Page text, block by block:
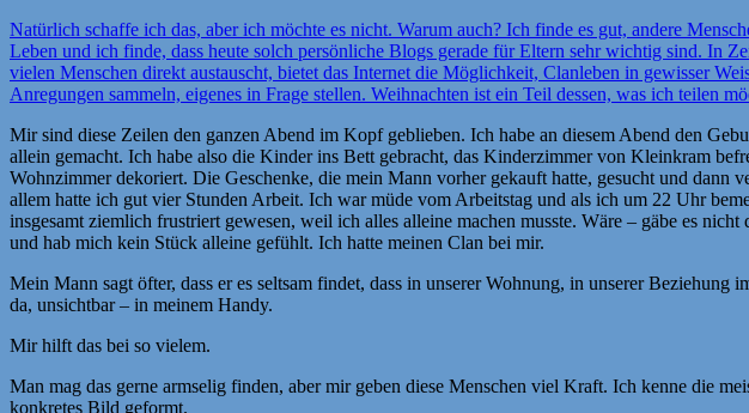
Natürlich schaffe ich das, aber ich möchte es nicht. Warum auch? Ich finde es gut, andere
Leben und ich finde, dass heute solch persönliche Blogs gerade für Eltern sehr wichtig sind. In
vielen Menschen direkt austauscht, bietet das Internet die Möglichkeit, Clanleben in gewisser
Anregungen sammeln, eigenes in Frage stellen. Weihnachten ist ein Teil dessen, was ich teilen
Mir sind diese Zeilen den ganzen Abend im Kopf geblieben. Ich habe an diesem Abend den
allein gemacht. Ich habe also die Kinder ins Bett gebracht, das Kinderzimmer von Kleinkram
Wohnzimmer dekoriert. Die Geschenke, die mein Mann vorher gekauft hatte, gesucht und
allem hatte ich gut vier Stunden Arbeit. Ich war müde vom Arbeitstag und als ich um 22 Uhr
insgesamt ziemlich frustriert gewesen, weil ich alles alleine machen musste. Wäre – gäbe es
und hab mich kein Stück alleine gefühlt. Ich hatte meinen Clan bei mir.
Mein Mann sagt öfter, dass er es seltsam findet, dass in unserer Wohnung, in unserer
da, unsichtbar – in meinem Handy.
Mir hilft das bei so vielem.
Man mag das gerne armselig finden, aber mir geben diese Menschen viel Kraft. Ich kenne die
konkretes Bild geformt.